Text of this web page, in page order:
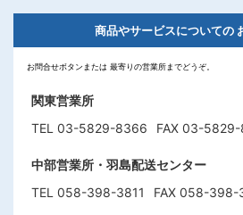
商品やサービスについての
お問合せボタンまたは 最寄りの営業所までどうぞ。
関東営業所
TEL 03-5829-8366
FAX 03-
中部営業所・羽島配送センター
TEL 058-398-3811
FAX 058-398-